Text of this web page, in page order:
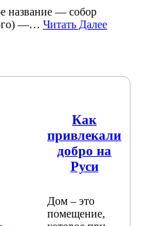
название — собор
—… Читать Далее
Как
привлекали
добро на
Руси
Дом – это
помещение,